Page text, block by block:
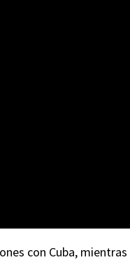
con Cuba, mientras